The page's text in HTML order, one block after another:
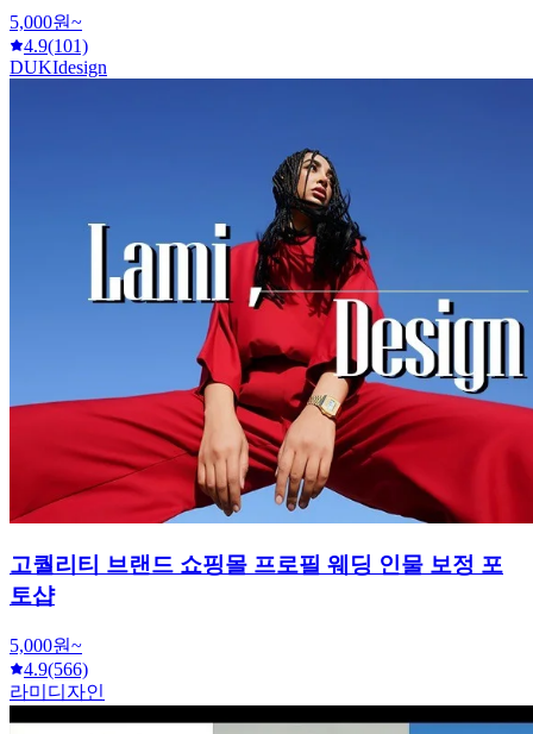
5,000원~
4.9(101)
DUKIdesign
고퀄리티 브랜드 쇼핑몰 프로필 웨딩 인물 보정 포
토샵
5,000원~
4.9(566)
라미디자인